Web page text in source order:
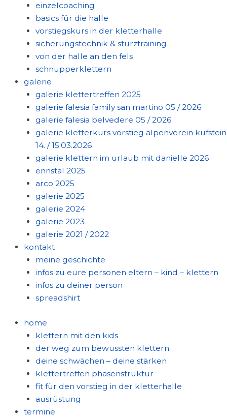
einzelcoaching
basics für die halle
vorstiegskurs in der kletterhalle
sicherungstechnik & sturztraining
von der halle an den fels
schnupperklettern
galerie
galerie klettertreffen 2025
galerie falesia family san martino 05 / 2026
galerie falesia belvedere 05 / 2026
galerie kletterkurs vorstieg alpenverein kufstein
14. / 15.03.2026
galerie klettern im urlaub mit danielle 2026
ennstal 2025
arco 2025
galerie 2025
galerie 2024
galerie 2023
galerie 2021 / 2022
kontakt
meine geschichte
infos zu eure personen eltern – kind – klettern
infos zu deiner person
spreadshirt
home
klettern mit den kids
der weg zum bewussten klettern
deine schwächen – deine stärken
klettertreffen phasenstruktur
fit für den vorstieg in der kletterhalle
ausrüstung
termine